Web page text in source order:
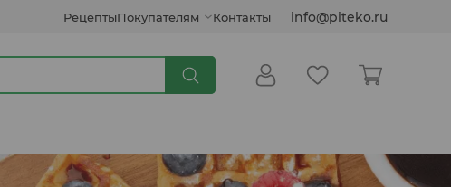
Сиропы и топпинги
РецептыПокупателям Контакты info@piteko.ru